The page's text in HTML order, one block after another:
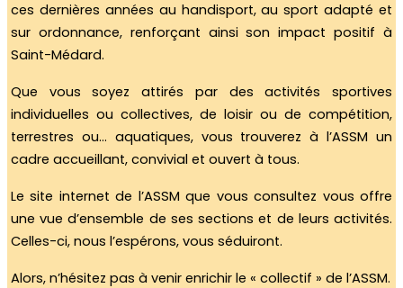
ces dernières années au handisport, au sport adapté et
sur ordonnance, renforçant ainsi son impact positif à
Saint-Médard.
Que vous soyez attirés par des activités sportives
individuelles ou collectives, de loisir ou de compétition,
terrestres ou… aquatiques, vous trouverez à l’ASSM un
cadre accueillant, convivial et ouvert à tous.
Le site internet de l’ASSM que vous consultez vous offre
une vue d’ensemble de ses sections et de leurs activités.
Celles-ci, nous l’espérons, vous séduiront.
Alors, n’hésitez pas à venir enrichir le « collectif » de l’ASSM.